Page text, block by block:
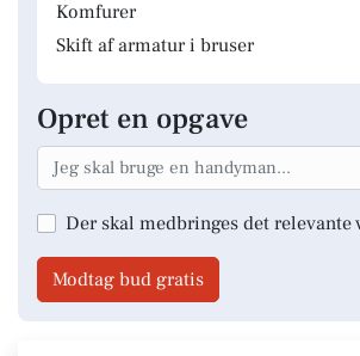
Komfurer
Skift af armatur i bruser
Opret en opgave
Der skal medbringes det
Modtag bud gratis